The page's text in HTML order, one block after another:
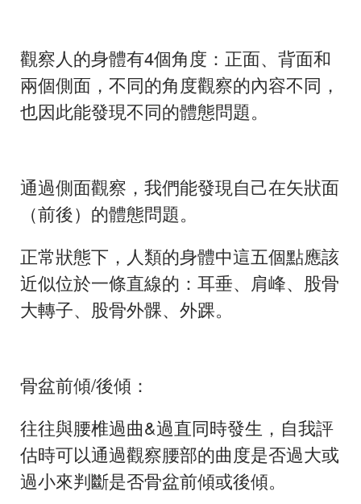
觀察人的身體有4個角度：正面、背面和
兩個側面，不同的角度觀察的內容不同，
也因此能發現不同的體態問題。
通過側面觀察，我們能發現自己在矢狀面
（前後）的體態問題。
正常狀態下，人類的身體中這五個點應該
近似位於一條直線的：耳垂、肩峰、股骨
大轉子、股骨外髁、外踝。
骨盆前傾/後傾：
往往與腰椎過曲&過直同時發生，自我評
估時可以通過觀察腰部的曲度是否過大或
過小來判斷是否骨盆前傾或後傾。